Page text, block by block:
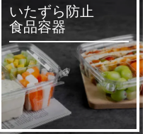
いたずら防止
食品容器